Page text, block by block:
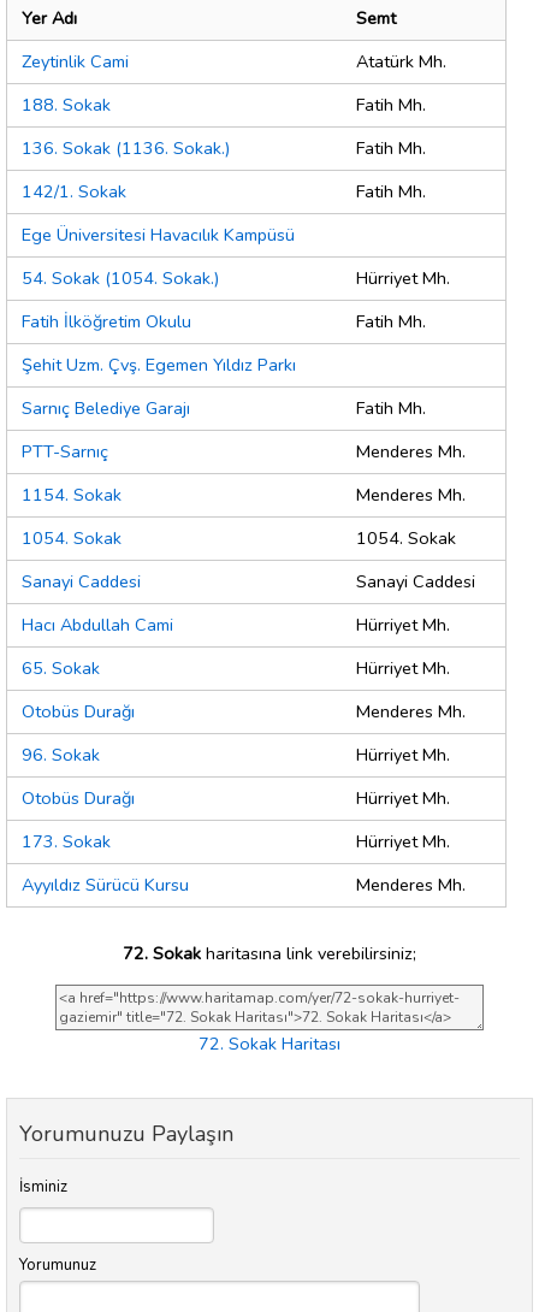
Yer Adı
Semt
Zeytinlik Cami
Atatürk Mh.
188. Sokak
Fatih Mh.
136. Sokak (1136. Sokak.)
Fatih Mh.
142/1. Sokak
Fatih Mh.
Ege Üniversitesi Havacılık Kampüsü
54. Sokak (1054. Sokak.)
Hürriyet Mh.
Fatih İlköğretim Okulu
Fatih Mh.
Şehit Uzm. Çvş. Egemen Yıldız Parkı
Sarnıç Belediye Garajı
Fatih Mh.
PTT-Sarnıç
Menderes Mh.
1154. Sokak
Menderes Mh.
1054. Sokak
1054. Sokak
Sanayi Caddesi
Sanayi Caddesi
Hacı Abdullah Cami
Hürriyet Mh.
65. Sokak
Hürriyet Mh.
Otobüs Durağı
Menderes Mh.
96. Sokak
Hürriyet Mh.
Otobüs Durağı
Hürriyet Mh.
173. Sokak
Hürriyet Mh.
Ayyıldız Sürücü Kursu
Menderes Mh.
72. Sokak haritasına link verebilirsiniz;
72. Sokak Haritası
Yorumunuzu Paylaşın
İsminiz
Yorumunuz